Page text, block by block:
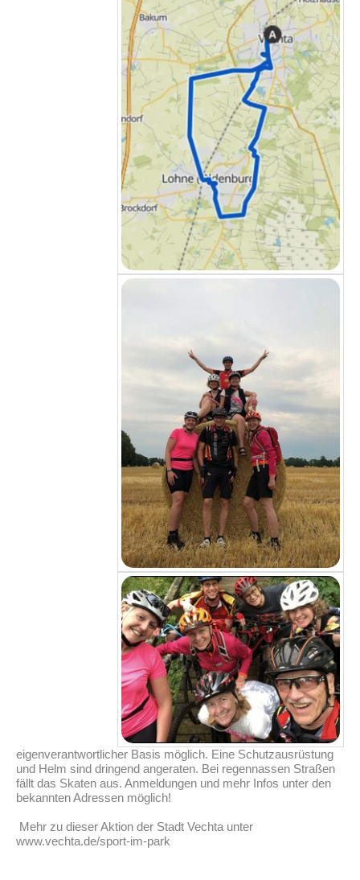
eigenverantwortlicher Basis möglich. Eine Schutzausrüstung
und Helm sind dringend angeraten. Bei regennassen Straßen
fällt das Skaten aus. Anmeldungen und mehr Infos unter den
bekannten Adressen möglich!
Mehr zu dieser Aktion der Stadt Vechta unter
www.vechta.de/sport-im-park